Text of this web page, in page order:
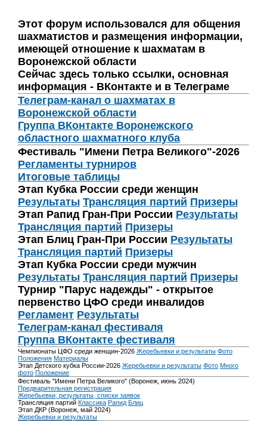
Этот форум использовался для общения
шахматистов и размещения информации,
имеющей отношение к шахматам в
Воронежской области
Сейчас здесь только ссылки, основная
информация - ВКонтакте и в Телеграме
Телеграм-канал о шахматах в
Воронежской области
Группа ВКонтакте Воронежского
областного шахматного клуба
Фестиваль "Имени Петра Великого"-2026
Регламенты турниров
Итоговые таблицы
Этап Кубка России среди женщин
Результаты Трансляция партий Призеры
Этап Рапид Гран-При России Результаты
Трансляция партий Призеры
Этап Блиц Гран-При России Результаты
Трансляция партий Призеры
Этап Кубка России среди мужчин
Результаты Трансляция партий Призеры
Турнир "Парус надежды" - открытое
первенство ЦФО среди инвалидов
Регламент Результаты
Телеграм-канал фестиваля
Группа ВКонтакте фестиваля
Чемпионаты ЦФО среди женщин-2026 Жеребьевки и результаты Фото
Положения Материалы
Этап Детского кубка России-2026 Жеребьевки и результаты Фото Много
фото Положение
Фестиваль "Имени Петра Великого" (Воронеж, июнь 2024)
Предварительная регистрация
Жеребьевки, результаты, списки заявок
Трансляция партий Классика Рапид Блиц
Этап ДКР (Воронеж, май 2024)
Жеребьевки и результаты